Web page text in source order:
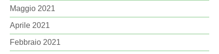
Maggio 2021
Aprile 2021
Febbraio 2021